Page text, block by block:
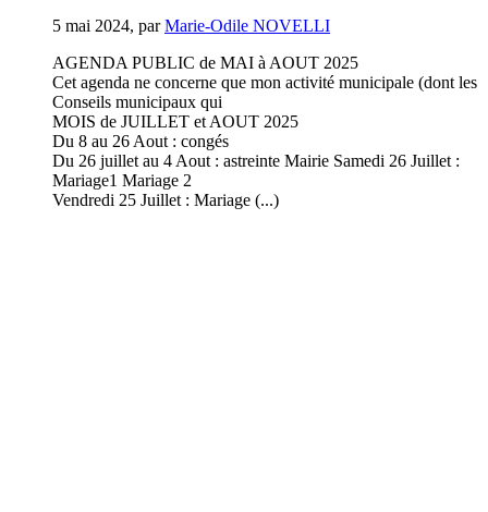
5 mai 2024, parMarie-Odile NOVELLI
AGENDA PUBLIC de MAI à AOUT 2025
Cet agenda ne concerne que mon activité municipale (dont les
Conseils municipaux qui
MOIS de JUILLET et AOUT 2025
Du 8 au 26 Aout : congés
Du 26 juillet au 4 Aout : astreinte Mairie Samedi 26 Juillet :
Mariage1 Mariage 2
Vendredi 25 Juillet : Mariage (...)